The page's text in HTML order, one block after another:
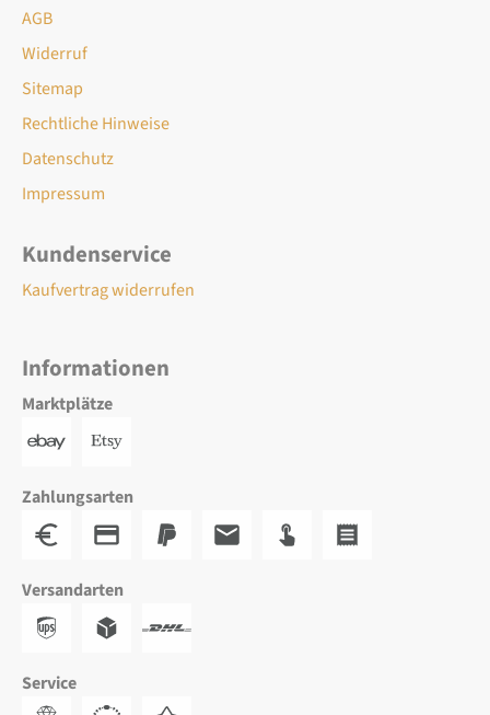
AGB
Widerruf
Sitemap
Rechtliche Hinweise
Datenschutz
Impressum
Kundenservice
Kaufvertrag widerrufen
Informationen
Marktplätze
Zahlungsarten
Versandarten
Service